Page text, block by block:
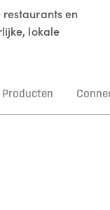
en
lokale
Producten